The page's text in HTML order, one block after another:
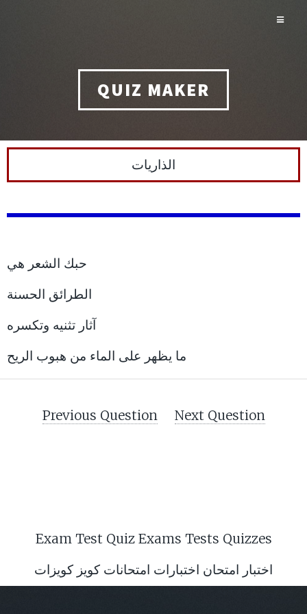
QUIZ MAKER
الذاريات
الطرائق الحسنة
آثار تثنيه وتكسره
ما يظهر على الماء من هبوب الريح
Previous Question Next Question
Exam Test Quiz Exams Tests Quizzes
اختبار امتحان اختبارات امتحانات كويز كويزات